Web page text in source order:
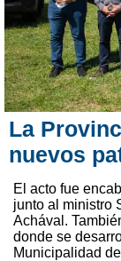
La
nuevos
El acto fue
junto al ministro
Achával.
donde se
Municipalidad